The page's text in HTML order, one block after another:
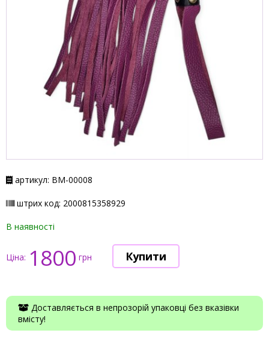
артикул: BM-00008
штрих код: 2000815358929
В наявності
Ціна: 1800 грн
Доставляється в непрозорій упаковці без вказівки
вмісту!